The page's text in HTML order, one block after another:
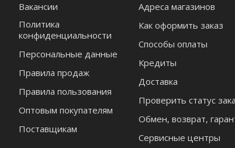
Вакансии
Политика
конфиденциальности
Персональные данные
Правила продаж
Правила пользования
Оптовым покупателям
Поставщикам
Адреса магазинов
Как оформить заказ
Способы оплаты
Кредиты
Доставка
Проверить статус
Обмен, возврат,
Сервисные центры